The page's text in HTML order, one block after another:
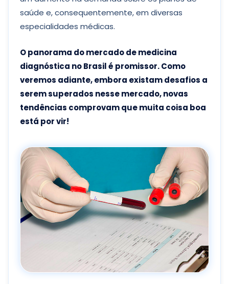
saúde e, consequentemente, em diversas
especialidades médicas.
O panorama do mercado de medicina
diagnóstica no Brasil é promissor. Como
veremos adiante, embora existam desafios a
serem superados nesse mercado, novas
tendências comprovam que muita coisa boa
está por vir!